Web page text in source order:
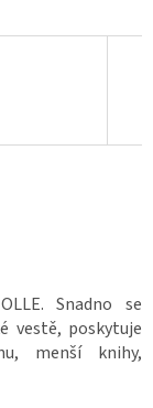
Snadno se
vestě, poskytuje
menší knihy,